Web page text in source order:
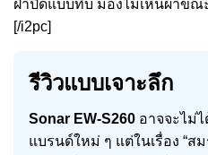
ฝาปิดแบบทึบ มองไม่เห็นผ้าขณ
[/i2pc]
รีวิวแบบเจาะลึก
Sonar EW-S260 อาจจะไม่
แบรนด์ใหม่ ๆ แต่ในเรื่อง “ส